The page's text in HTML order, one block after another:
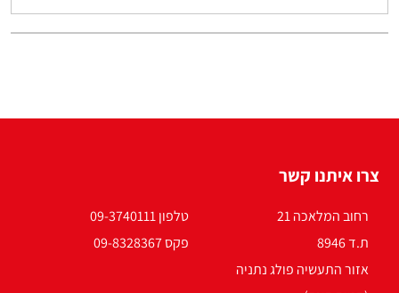
צרו איתנו קשר
רחוב המלאכה 21
ת.ד 8946
אזור התעשיה פולג נתניה
טלפון 09-3740111
פקס 09-8328367